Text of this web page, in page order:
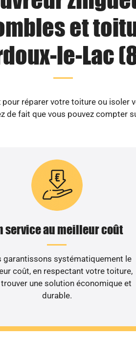
et
le-Lac
réparer votre toiture ou isoler
de fait que vous pouvez compter
service au meilleur coût
garantissons systématiquement le
coût, en respectant votre toiture,
une solution économique et
durable.